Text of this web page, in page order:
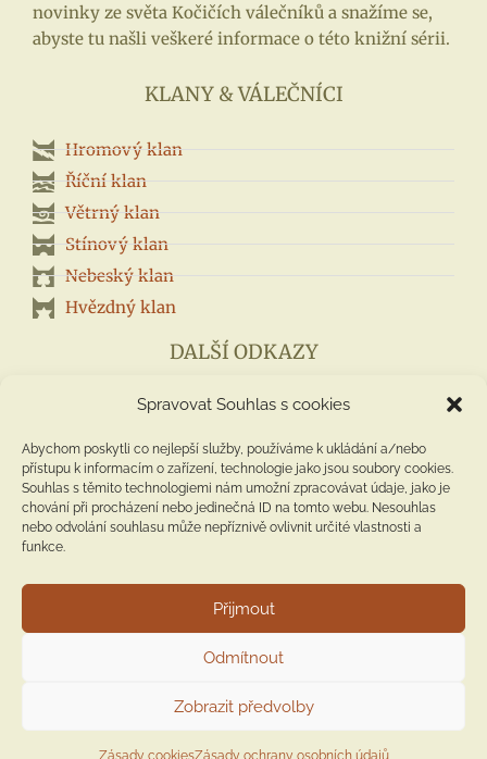
Spravovat Souhlas s cookies
Abychom poskytli co nejlepší služby, používáme k ukládání a/nebo
přístupu k informacím o zařízení, technologie jako jsou soubory cookies.
Souhlas s těmito technologiemi nám umožní zpracovávat údaje, jako je
chování při procházení nebo jedinečná ID na tomto webu. Nesouhlas
nebo odvolání souhlasu může nepříznivě ovlivnit určité vlastnosti a
funkce.
Přijmout
Odmítnout
Zobrazit předvolby
Zásady cookiesZásady ochrany osobních údajů
novinky ze světa Kočičích válečníků a snažíme se,
abyste tu našli veškeré informace o této knižní sérii.
KLANY & VÁLEČNÍCI
Hromový klan
Říční klan
Větrný klan
Stínový klan
Nebeský klan
Hvězdný klan
DALŠÍ ODKAZY
Jak jdou za sebou knihy Warriors?
–Zásady cookies (EU)
–Zásady ochrany osobních údajů
MŮJ PROFIL
Zaregistrovat se|Přihlásit se